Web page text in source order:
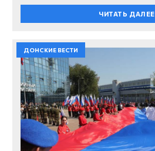
ЧИТАТЬ ДАЛЕЕ
ДОНСКИЕ ВЕСТИ